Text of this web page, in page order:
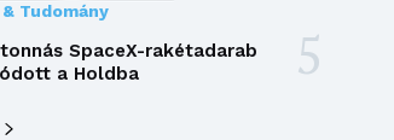
Tudomány
SpaceX-rakétadarab
a Holdba